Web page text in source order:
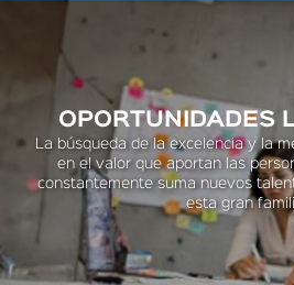
OPORTUNIDADES
La búsqueda de la excelencia y la
en el valor que aportan las
constantemente suma nuevos
esta gran
You
are
here